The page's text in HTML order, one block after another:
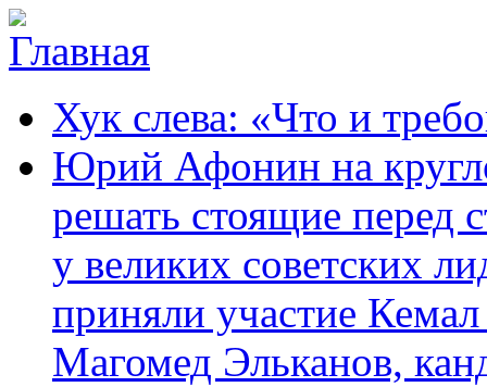
Перейти к основному содержанию
Черкесское
республиканское
отделение
Коммунистической
партии Российской
аргументы,
факты Хук слева: «Что и
Юрий Афонин на
решать стоящие перед
у великих советских
приняли участие
Магомед Эльканов,